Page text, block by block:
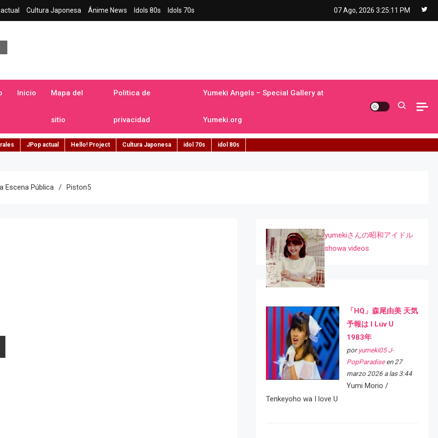
Cultura Japonesa Ánime News Idols 80s Idols 70s 07 Ago, 2026 3:25:12 PM
Inicio Mapa del
sitio
Politica de
privacidad
Yumeki Angels – Special Gallery at
Yumeki.org
JPop actual Hello! Project Cultura Japonesa idol 70s idol 80s
Escena Pública Piston5
yumekiさんの昭和アイドル
showa videos
「HQ」森尾由美 天気
予報は I Luv U
1983年
por yumeki05 J-
PopParadiseen 27
marzo 2026 a las 3:44
Yumi Morio /
Tenkeyoho wa I love U